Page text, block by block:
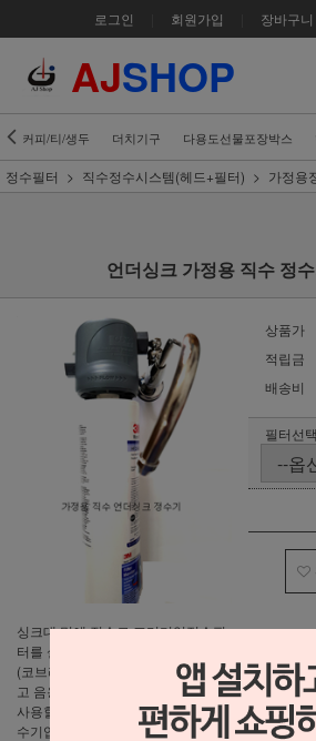
로그인 회원가입 장바구니
AJSHOP
커피/티/생두 더치기구 다용도선물포장박스
정수필터 직수정수시스템(헤드+필터) 가정용
언더싱크 가정용 직수 정
싱크대 밑에 직수로 프리미엄정수필
터를 설치하여 싱크대 윗에 파우치
(코브라)를 통하여 정수된 물을 가지
고 음용,음식물세척 등등 다양하게
사용할 수 있는 가정용 언더싱크 정
수기입니다.
상품가
적립금
배송비
필터선택